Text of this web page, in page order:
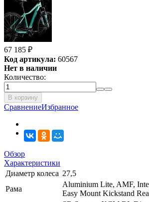
67 185 ₽
Код артикула: 60567
Нет в наличии
Количество:
В корзину
СравнениеИзбранное
Обзор
Характеристики
Диаметр колеса 27,5
Рама
Aluminium Lite, AMF,
Easy Mount Kickstand